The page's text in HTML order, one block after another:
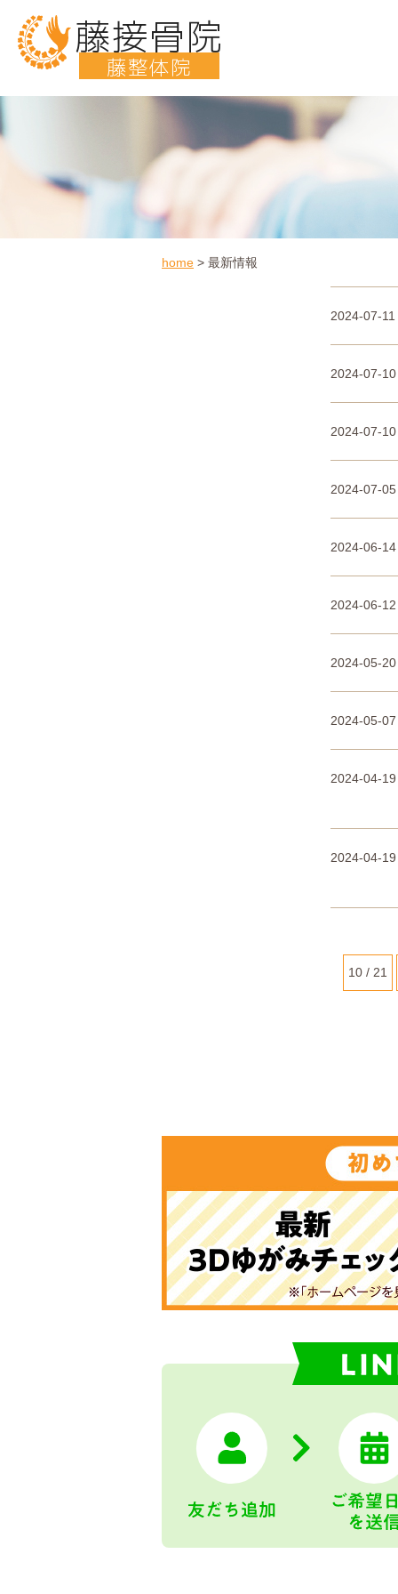
藤接骨院
藤整体院
home > 最新情報
2024-07-11
2024-07-10
2024-07-10
2024-07-05
2024-06-14
2024-06-12
2024-05-20
2024-05-07
2024-04-19
2024-04-19
10 / 21